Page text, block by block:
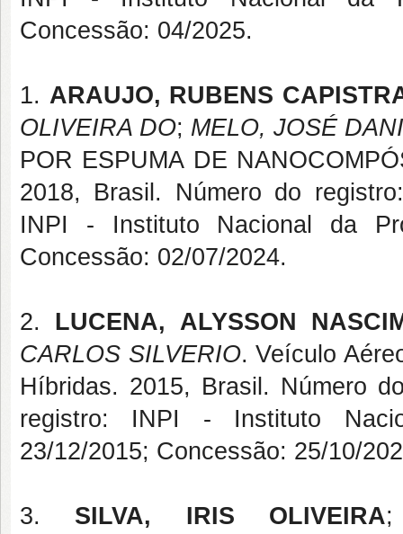
Concessão: 04/2025.
1. ARAUJO, RUBENS
OLIVEIRA DO; MELO, JOSÉ
POR ESPUMA DE
2018, Brasil. Número do
INPI - Instituto Nacional da
Concessão: 02/07/2024.
2. LUCENA, ALYSSON
CARLOS SILVERIO. Veículo
Híbridas. 2015, Brasil. Número
registro: INPI - Instituto
23/12/2015; Concessão: 25/10/
3. SILVA, IRIS OLIVEIRA